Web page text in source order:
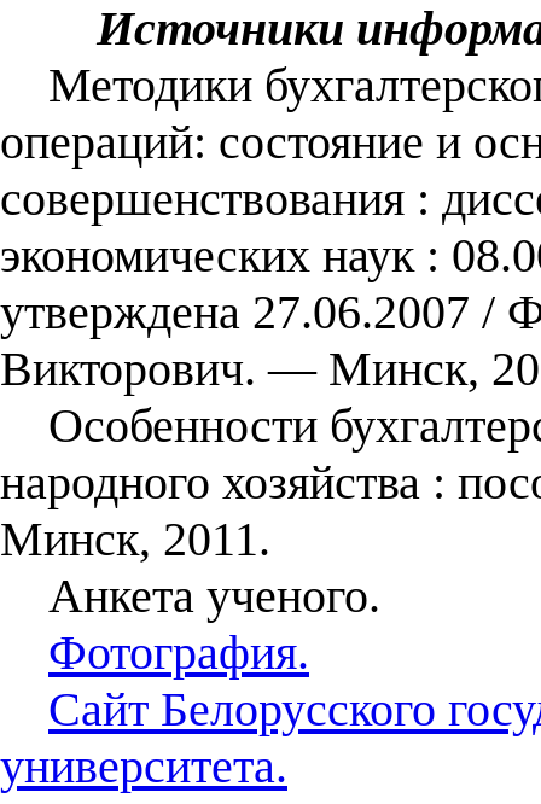
Источники
Методики
операций: состояние и
совершенствования :
экономических наук :
утверждена 27.06.2007 /
Викторович. ― Минск,
Особенности
народного хозяйства :
Минск, 2011.
Анкета ученого.
Фотография.
Сайт Белорусского
университета.